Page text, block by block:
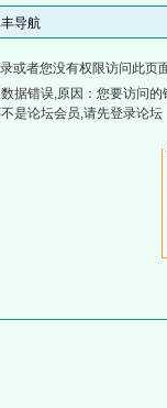
导航
或者您没有权限访问此页
据错误,原因：您要访问
是论坛会员,请先登录论坛